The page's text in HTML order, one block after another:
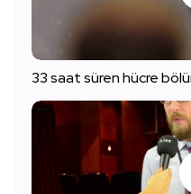
33 saat süren hücre